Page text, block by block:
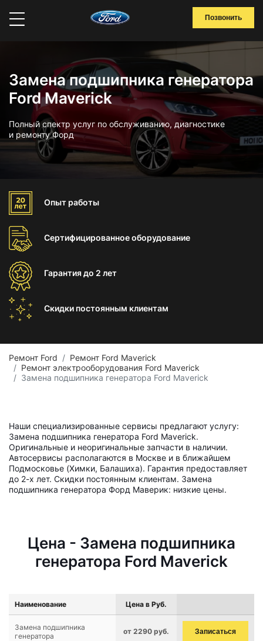
Позвонить
Замена подшипника генератора
Ford Maverick
Полный спектр услуг по обслуживанию, диагностике
и ремонту Форд
Опыт работы
Сертифицированноеоборудование
Гарантиядо 2 лет
Скидки постоянным клиентам
Ремонт Ford
Ремонт Ford Maverick
Ремонт электрооборудования Ford Maverick
Замена подшипника генератора Ford Maverick
Наши специализированные сервисы предлагают услугу:
Замена подшипника генератора Ford Maverick.
Оригинальные и неоригинальные запчасти в наличии.
Автосервисы располагаются в Москве и в ближайшем
Подмосковье (Химки, Балашиха). Гарантия предоставляет
до 2-х лет. Скидки постоянным клиентам. Замена
подшипника генератора Форд Маверик: низкие цены.
Цена - Замена подшипника
генератора Ford Maverick
Наименование Цена в Руб.
Замена подшипника
генератора
от 2290 руб. Записаться